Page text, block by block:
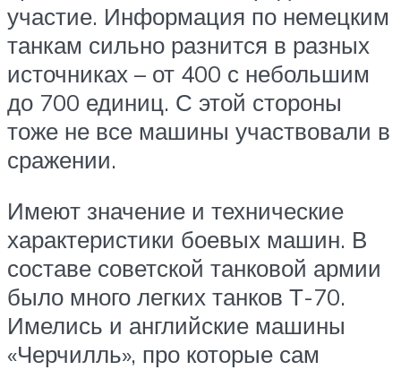
участие. Информация по немецким
танкам сильно разнится в разных
источниках – от 400 с небольшим
до 700 единиц. С этой стороны
тоже не все машины участвовали в
сражении.
Имеют значение и технические
характеристики боевых машин. В
составе советской танковой армии
было много легких танков Т-70.
Имелись и английские машины
«Черчилль», про которые сам